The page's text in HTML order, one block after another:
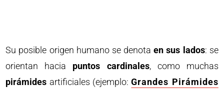
Su posible origen humano se denotaen sus lados: se
orientan hacia puntos cardinales, como muchas
pirámides artificiales (ejemplo:Grandes Pirámides